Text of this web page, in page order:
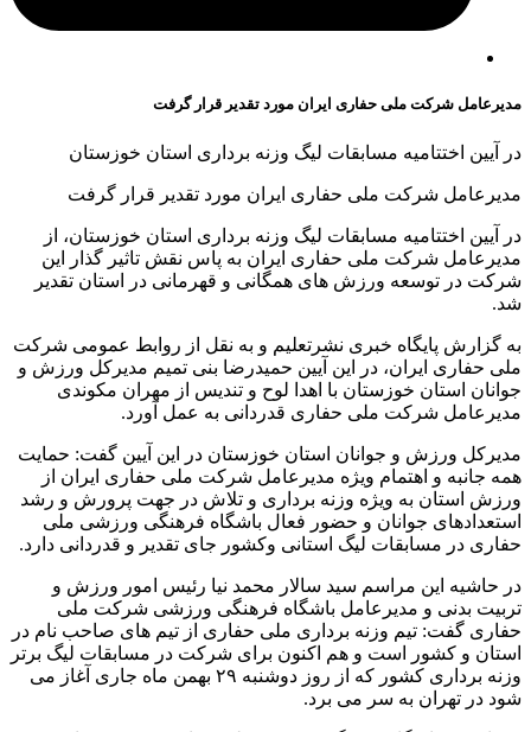
مدیرعامل شرکت ملی حفاری ایران مورد تقدیر قرار گرفت
در آیین اختتامیه مسابقات لیگ وزنه برداری استان خوزستان
مدیرعامل شرکت ملی حفاری ایران مورد تقدیر قرار گرفت
در آیین اختتامیه مسابقات لیگ وزنه برداری استان خوزستان، از
مدیرعامل شرکت ملی حفاری ایران به پاس نقش تاثیر گذار این
شرکت در توسعه ورزش های همگانی و قهرمانی در استان تقدیر
شد.
به گزارش پایگاه خبری نشرتعلیم و به نقل از روابط عمومی شرکت
ملی حفاری ایران، در این آیین حمیدرضا بنی تمیم مدیرکل ورزش و
جوانان استان خوزستان با اهدا لوح و تندیس از مهران مکوندی
مدیرعامل شرکت ملی حفاری قدردانی به عمل آورد.
مدیرکل ورزش و جوانان استان خوزستان در این آیین گفت: حمایت
همه جانبه و اهتمام ویژه مدیرعامل شرکت ملی حفاری ایران از
ورزش استان به ویژه وزنه برداری و تلاش در جهت پرورش و رشد
استعدادهای جوانان و حضور فعال باشگاه فرهنگی ورزشی ملی
حفاری در مسابقات لیگ استانی وکشور جای تقدیر و قدردانی دارد.
در حاشیه این مراسم سید سالار محمد نیا رئیس امور ورزش و
تربیت بدنی و مدیرعامل باشگاه فرهنگی ورزشی شرکت ملی
حفاری گفت: تیم وزنه برداری ملی حفاری از تیم های صاحب نام در
استان و کشور است و هم اکنون برای شرکت در مسابقات لیگ برتر
وزنه برداری کشور که از روز دوشنبه ۲۹ بهمن ماه جاری آغاز می
شود در تهران به سر می برد.